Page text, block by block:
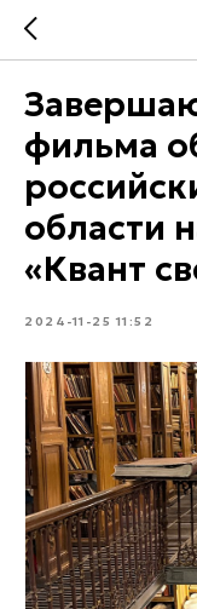
фильма
области
«Квант
2024-11-25 11:52